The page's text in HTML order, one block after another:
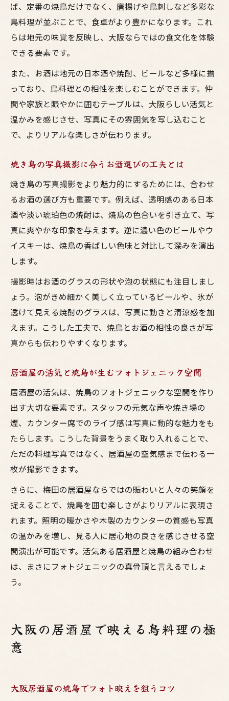
焼き鳥イラストポップで写真に可愛さをプ
ラス
健康志向女子に選ばれる焼き鳥体験
焼き鳥は体に良い？健康志向女子の選び方
大阪居酒屋で楽しむ低カロリー焼鳥の魅力
梅田でヘルシー焼鳥とお酒を味わうコツ
焼き鳥の健康効果と居酒屋での工夫
ば、定番の焼鳥だけでなく、唐揚げや鳥刺しなど多彩な
鳥料理が並ぶことで、食卓がより豊かになります。これ
らは地元の味覚を反映し、大阪ならではの食文化を体験
できる要素です。
また、お酒は地元の日本酒や焼酎、ビールなど多様に揃
っており、鳥料理との相性を楽しむことができます。仲
間や家族と賑やかに囲むテーブルは、大阪らしい活気と
温かみを感じさせ、写真にその雰囲気を写し込むこと
で、よりリアルな楽しさが伝わります。
焼き鳥の写真撮影に合うお酒選びの工夫とは
焼き鳥の写真撮影をより魅力的にするためには、合わせ
るお酒の選び方も重要です。例えば、透明感のある日本
酒や淡い琥珀色の焼酎は、焼鳥の色合いを引き立て、写
真に爽やかな印象を与えます。逆に濃い色のビールやウ
イスキーは、焼鳥の香ばしい色味と対比して深みを演出
します。
撮影時はお酒のグラスの形状や泡の状態にも注目しまし
ょう。泡がきめ細かく美しく立っているビールや、氷が
透けて見える焼酎のグラスは、写真に動きと清涼感を加
えます。こうした工夫で、焼鳥とお酒の相性の良さが写
真からも伝わりやすくなります。
居酒屋の活気と焼鳥が生むフォトジェニック空間
居酒屋の活気は、焼鳥のフォトジェニックな空間を作り
出す大切な要素です。スタッフの元気な声や焼き場の
煙、カウンター席でのライブ感は写真に動的な魅力をも
たらします。こうした背景をうまく取り入れることで、
ただの料理写真ではなく、居酒屋の空気感まで伝わる一
枚が撮影できます。
さらに、梅田の居酒屋ならではの賑わいと人々の笑顔を
捉えることで、焼鳥を囲む楽しさがよりリアルに表現さ
れます。照明の暖かさや木製のカウンターの質感も写真
の温かみを増し、見る人に居心地の良さを感じさせる空
間演出が可能です。活気ある居酒屋と焼鳥の組み合わせ
は、まさにフォトジェニックの真骨頂と言えるでしょ
う。
大阪の居酒屋で映える鳥料理の極
意
大阪居酒屋の焼鳥でフォト映えを狙うコツ